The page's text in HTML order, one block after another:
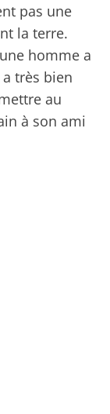
pas une
la terre.
homme a
très bien
au
à son ami